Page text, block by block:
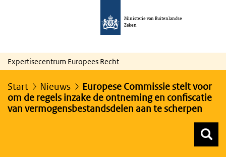
Ministerie van Buitenlandse
Zaken
Expertisecentrum Europees Recht
Start Nieuws
Europese Commissie stelt voor
om de regels inzake de ontneming en confiscatie
van vermogensbestandsdelen aan te scherpen